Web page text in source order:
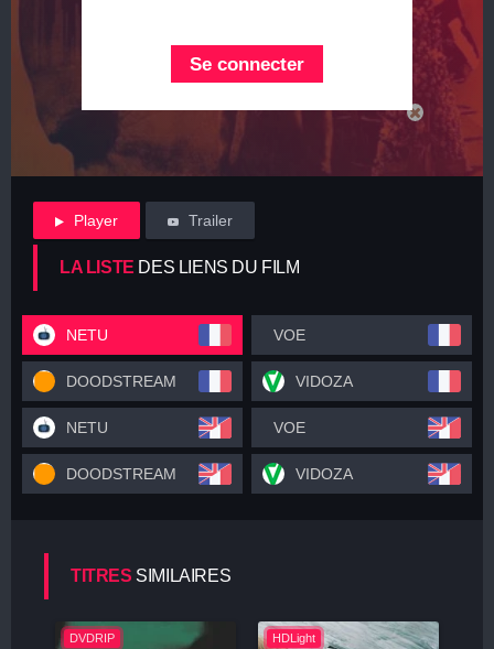
Se connecter
Player Trailer
LA LISTE DES LIENS DU FILM
NETU VOE
DOODSTREAM VIDOZA
NETU VOE
DOODSTREAM VIDOZA
TITRES SIMILAIRES
DVDRIP HDLight